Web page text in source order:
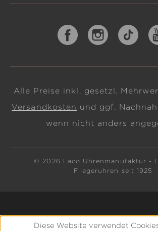
Alle Preise inkl. gesetzl.
Versandkosten und ggf.
wenn nicht anders
© 2026 Laco Uhrenmanufaktur -
Fliegeruhren seit 1925
Diese Website verwendet